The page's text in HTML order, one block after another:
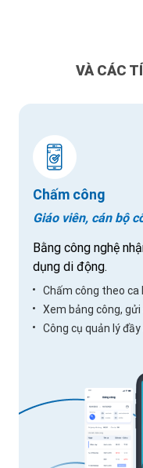
VÀ CÁC
Chấm công
Giáo viên, cán bộ
Bằng công nghệ
dụng di động.
Chấm công theo ca
Xem bảng công,
Công cụ quản lý